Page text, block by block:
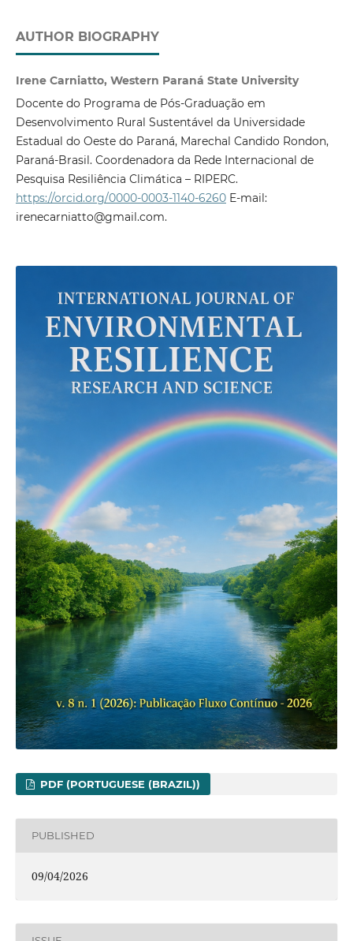
AUTHOR BIOGRAPHY
Irene Carniatto, Western Paraná State University
Docente do Programa de Pós-Graduação em
Desenvolvimento Rural Sustentável da Universidade
Estadual do Oeste do Paraná, Marechal Candido Rondon,
Paraná-Brasil. Coordenadora da Rede Internacional de
Pesquisa Resiliência Climática – RIPERC.
https://orcid.org/0000-0003-1140-6260E-mail:
irenecarniatto@gmail.com.
PDF (PORTUGUESE (BRAZIL))
PUBLISHED
09/04/2026